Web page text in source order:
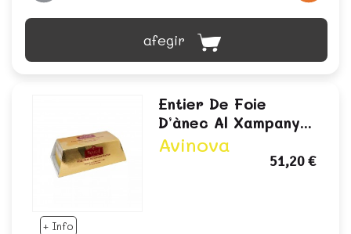
afegir
+ Info
Entier De Foie
D’ànec Al Xampany...
Avinova
51,20 €